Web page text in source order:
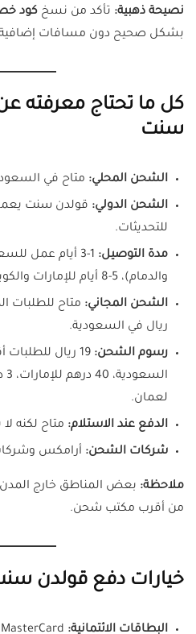
نصيحة ذهبية: تأكد من نسخ كود
بشكل صحيح دون مسافات
كل ما تحتاج معرفته
سنت
الشحن المحلي: متاح في
الشحن الدولي: قولدن سنت يعمل
للتحديثات.
مدة التوصيل:
1-3 أيام عمل
والدمام)، 5-8 أيام للإمارات والكويت وعمان.
الشحن المجاني:
ريال في السعودية.
رسوم الشحن:
لعمان.
الدفع عند الاستلام: متاح لكنه
شركات الشحن: أرامكس
ملاحظة: بعض المناطق خارج المدن
من أقرب مكتب شحن.
خيارات دفع قولدن
البطاقات الائتمانية: